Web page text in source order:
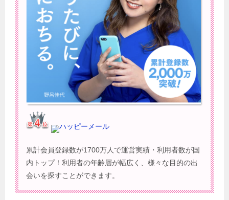
ハッピーメール
累計会員登録数が1700万人で運営実績・利用者数が国
内トップ！利用者の年齢層が幅広く、様々な目的の出
会いを探すことができます。